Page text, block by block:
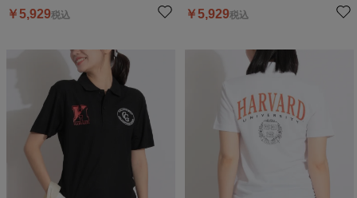
￥5,929税込 ￥5,929税込